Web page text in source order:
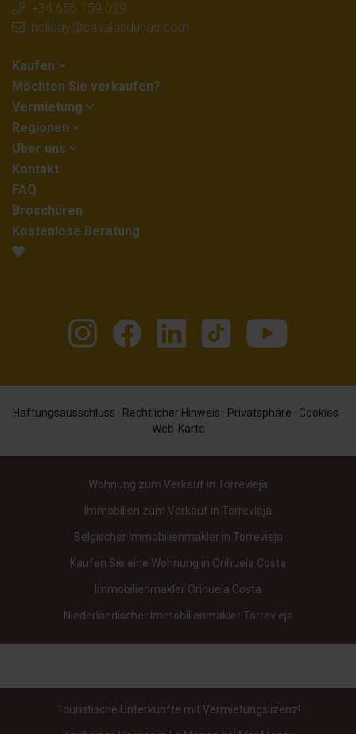
+34 655 759 029
holiday@casalasdunas.com
Kaufen
Möchten Sie verkaufen?
Vermietung
Regionen
Über uns
Kontakt
FAQ
Broschüren
Kostenlose Beratung
Haftungsausschluss · Rechtlicher Hinweis · Privatsphäre · Cookies ·
Web-Karte
Wohnung zum Verkauf in Torrevieja
Immobilien zum Verkauf in Torrevieja
Belgischer Immobilienmakler in Torrevieja
Kaufen Sie eine Wohnung in Orihuela Costa
Immobilienmakler Orihuela Costa
Niederländischer Immobilienmakler Torrevieja
Touristische Unterkünfte mit Vermietungslizenz!